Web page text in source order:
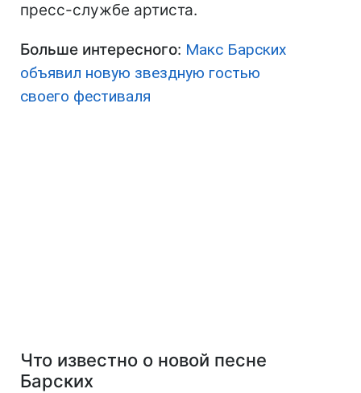
пресс-службе артиста.
Больше интересного: Макс Барских
объявил новую звездную гостью
своего фестиваля
Что известно о новой песне
Барских